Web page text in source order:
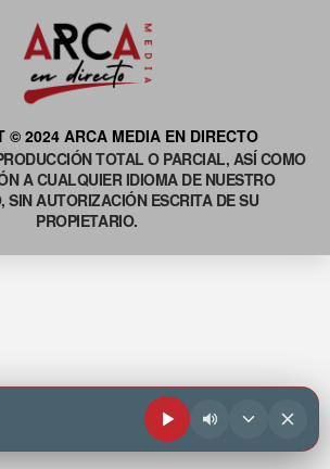
© 2024 ARCA MEDIA EN DIRECTO
TOTAL O PARCIAL, ASÍ COMO
A CUALQUIER IDIOMA DE NUESTRO
SIN AUTORIZACIÓN ESCRITA DE SU
PROPIETARIO.